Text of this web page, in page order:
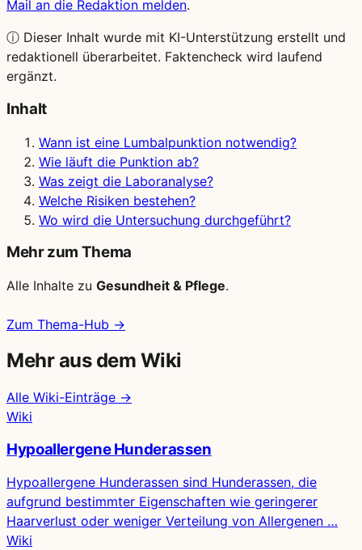
Mail an die Redaktion melden.
ⓘ Dieser Inhalt wurde mit KI-Unterstützung erstellt und
redaktionell überarbeitet. Faktencheck wird laufend
ergänzt.
Inhalt
Wann ist eine Lumbalpunktion notwendig?
Wie läuft die Punktion ab?
Was zeigt die Laboranalyse?
Welche Risiken bestehen?
Wo wird die Untersuchung durchgeführt?
Mehr zum Thema
Alle Inhalte zu Gesundheit & Pflege.
Zum Thema-Hub →
Mehr aus dem Wiki
Alle Wiki-Einträge →
Wiki
Hypoallergene Hunderassen
Hypoallergene Hunderassen sind Hunderassen, die
aufgrund bestimmter Eigenschaften wie geringerer
Haarverlust oder weniger Verteilung von Allergenen …
Wiki